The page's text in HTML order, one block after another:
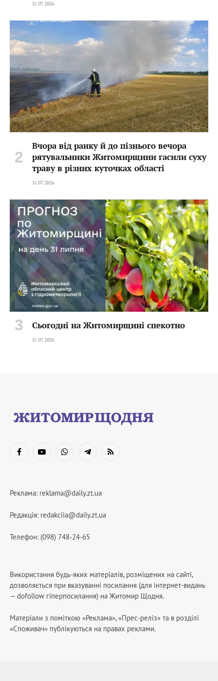
31.07.2026
Вчора від ранку й до пізнього вечора
рятувальники Житомирщини гасили суху
траву в різних куточках області
31.07.2026
Сьогодні на Житомирщині спекотно
31.07.2026
FacebookYouTubeWhatsAppTelegramRSS
Реклама: reklama@daily.zt.ua
Редакція: redakciia@daily.zt.ua
Телефон: (098) 748-24-65
Використання будь-яких матеріалів, розміщених на сайті,
дозволяється при вказуванні посилання (для інтернет-видань
— dofollow гіперпосилання) на Житомир Щодня.
Матеріали з поміткою «Реклама», «Прес-реліз» та в розділі
«Споживач» публікуються на правах реклами.